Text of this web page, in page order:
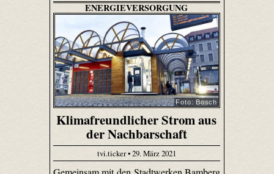
ENERGIEVERSORGUNG
Foto: Bosch
Klimafreundlicher Strom aus
der Nachbarschaft
tvi.ticker • 29. März 2021